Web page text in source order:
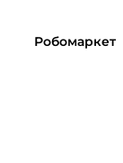
Робомаркет